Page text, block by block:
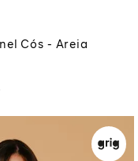
Cós - Areia